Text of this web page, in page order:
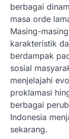
berbagai
masa orde
Masing-
karakteristik
berdampak
sosial
menjelajahi
proklamasi
berbagai
Indonesia
sekarang.